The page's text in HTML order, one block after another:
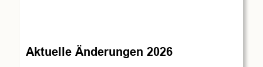
Aktuelle Änderungen 2026